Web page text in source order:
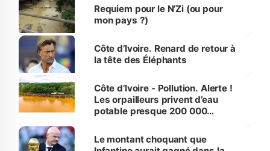
Requiem pour le N’Zi (ou pour
mon pays ?)
Côte d’Ivoire. Renard de retour à
la tête des Éléphants
Côte d’Ivoire - Pollution. Alerte !
Les orpailleurs privent d’eau
potable presque 200 000
Le montant choquant que